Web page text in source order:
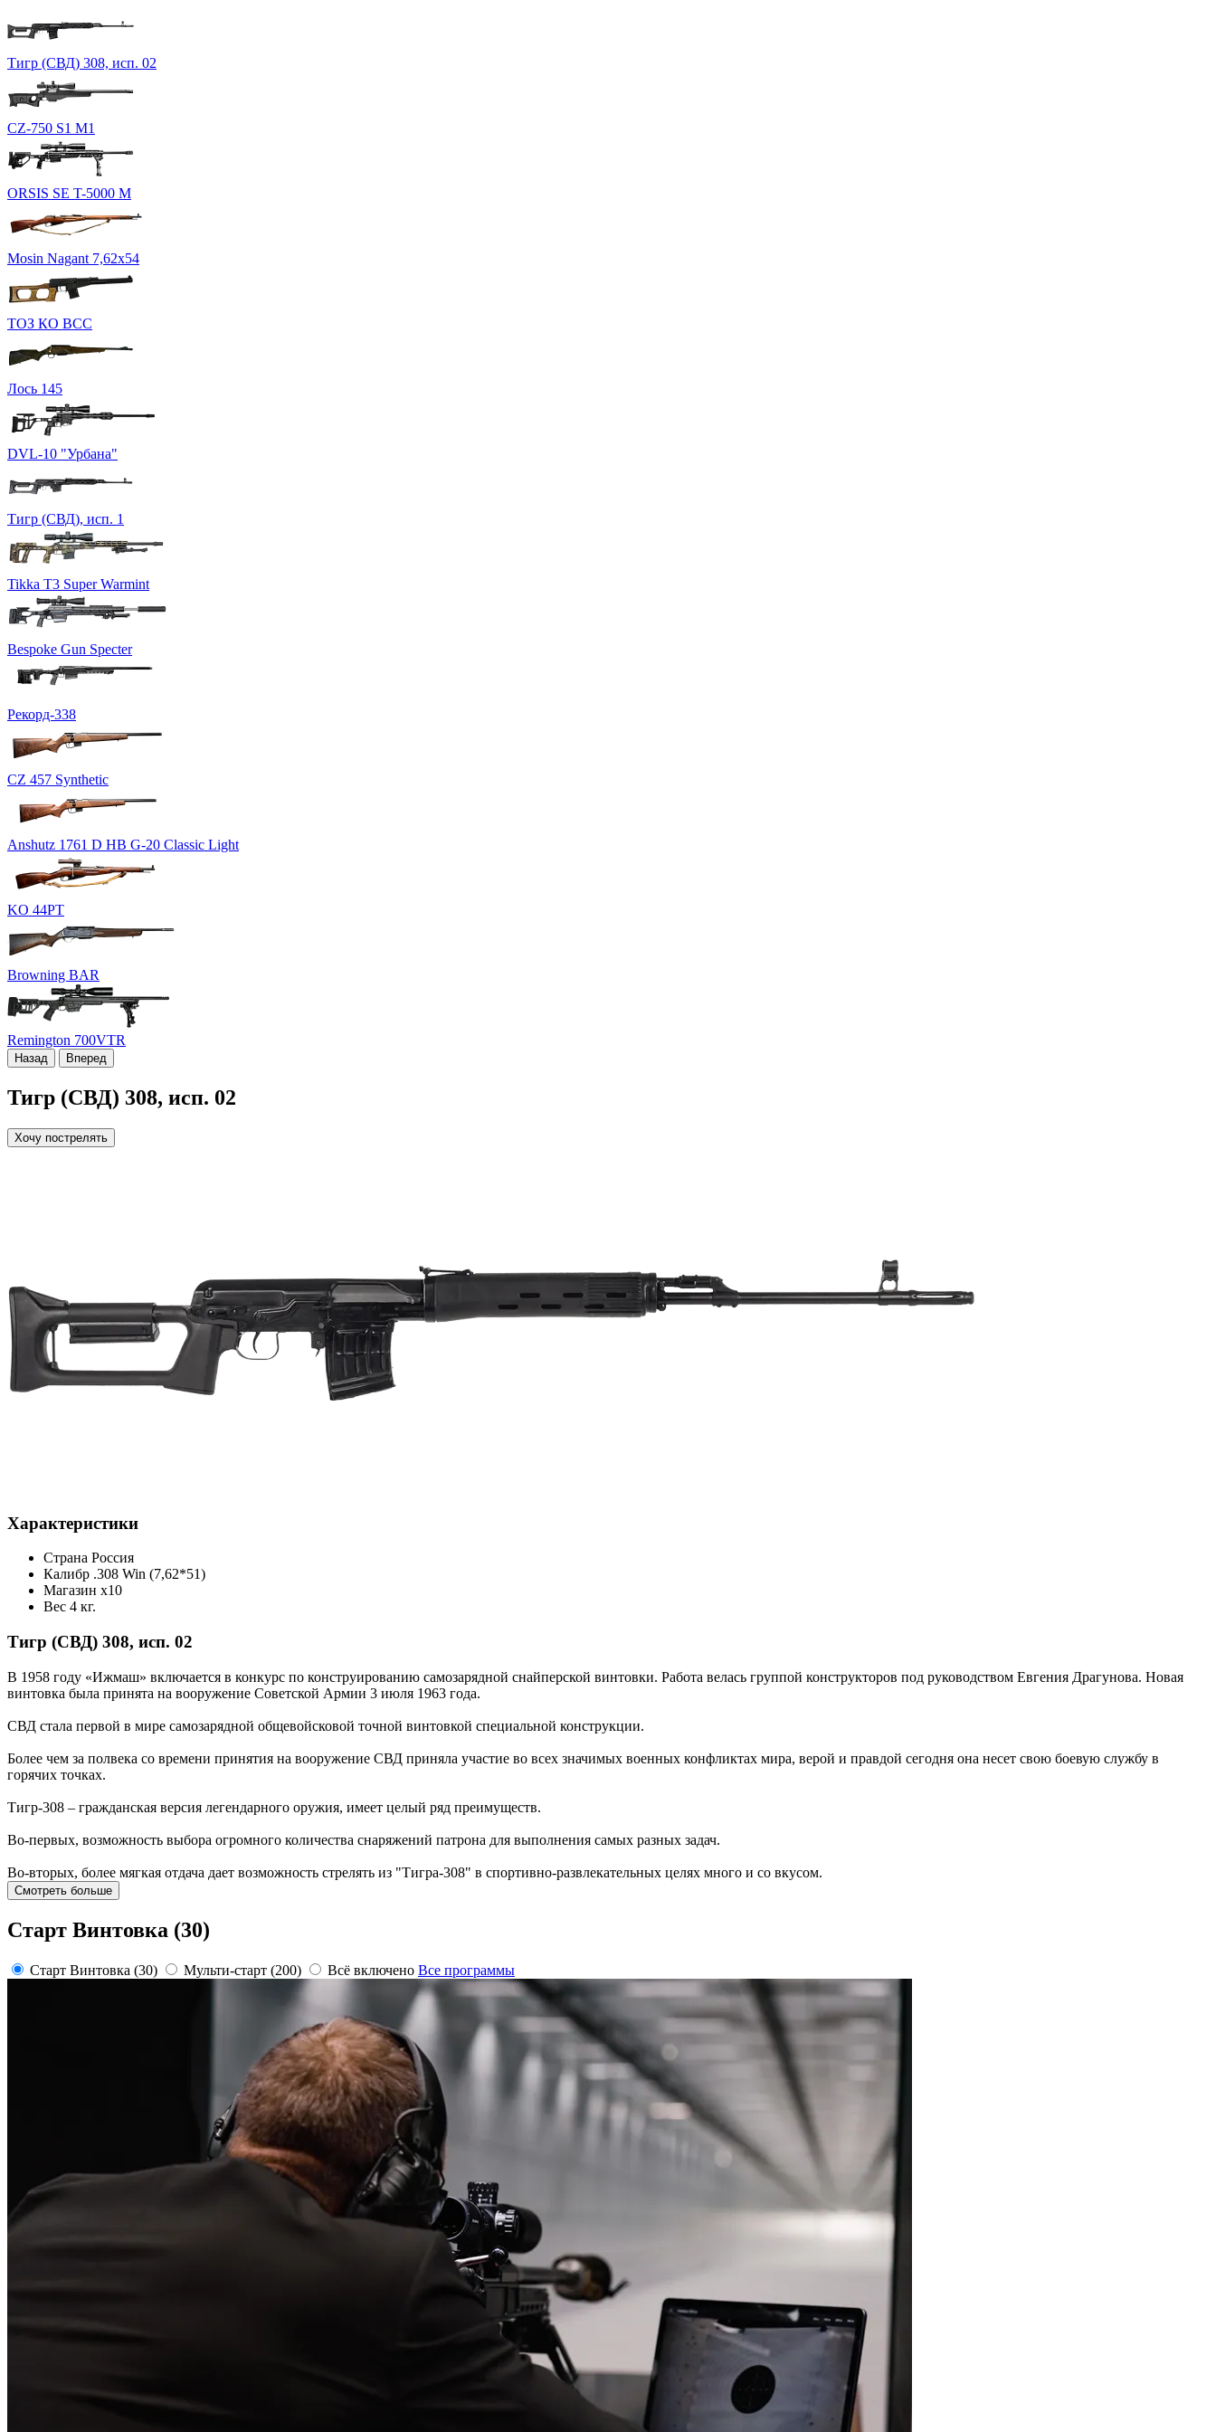
Тигр (СВД) 308, исп. 02
CZ-750 S1 M1
ORSIS SE T-5000 M
Mosin Nagant 7,62х54
ТОЗ КО ВСС
Лось 145
DVL-10 "Урбана"
Тигр (СВД), исп. 1
Tikka T3 Super Warmint
Bespoke Gun Speсter
Рекорд-338
CZ 457 Synthetic
Anshutz 1761 D HB G-20 Classic Light
KO 44PT
Browning BAR
Remington 700VTR
Назад Вперед
Тигр (СВД) 308, исп. 02
Хочу пострелять
Характеристики
Страна Россия
Калибр .308 Win (7,62*51)
Магазин x10
Вес 4 кг.
Тигр (СВД) 308, исп. 02
В 1958 году «Ижмаш» включается в конкурс по конструированию самозарядной снайперской винтовки. Работа велась группой конструкторов под руководством Евгения Драгунова. Новая
винтовка была принята на вооружение Советской Армии 3 июля 1963 года.
СВД стала первой в мире самозарядной общевойсковой точной винтовкой специальной конструкции.
Более чем за полвека со времени принятия на вооружение СВД приняла участие во всех значимых военных конфликтах мира, верой и правдой сегодня она несет свою боевую службу в
горячих точках.
Тигр-308 – гражданская версия легендарного оружия, имеет целый ряд преимуществ.
Во-первых, возможность выбора огромного количества снаряжений патрона для выполнения самых разных задач.
Во-вторых, более мягкая отдача дает возможность стрелять из "Тигра-308" в спортивно-развлекательных целях много и со вкусом.
Смотреть больше
Старт Винтовка (30)
Старт Винтовка (30) Мульти-старт (200) Всё включено Все программы